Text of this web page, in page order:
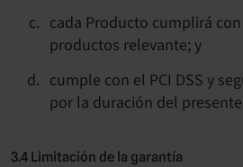
cada Producto cumplirá
productos relevante; y
cumple con el PCI DSS y
por la duración del
3.4 Limitación de la garantía